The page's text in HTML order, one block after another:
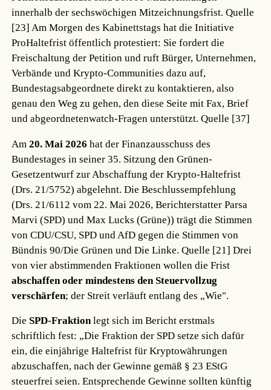
innerhalb der sechswöchigen Mitzeichnungsfrist.Quelle
[23] Am Morgen des Kabinettstags hat die Initiative
ProHaltefrist öffentlich protestiert: Sie fordert die
Freischaltung der Petition und ruft Bürger, Unternehmen,
Verbände und Krypto-Communities dazu auf,
Bundestagsabgeordnete direkt zu kontaktieren, also
genau den Weg zu gehen, den diese Seite mit Fax, Brief
und abgeordnetenwatch-Fragen unterstützt.Quelle [37]
Am20. Mai 2026 hat der Finanzausschuss des
Bundestages in seiner 35. Sitzung den Grünen-
Gesetzentwurf zur Abschaffung der Krypto-Haltefrist
(Drs. 21/5752) abgelehnt. Die Beschlussempfehlung
(Drs. 21/6112 vom 22. Mai 2026, Berichterstatter Parsa
Marvi (SPD) und Max Lucks (Grüne)) trägt die Stimmen
von CDU/CSU, SPD und AfD gegen die Stimmen von
Bündnis 90/Die Grünen und Die Linke.Quelle [21] Drei
von vier abstimmenden Fraktionen wollen die Frist
abschaffen oder mindestens den Steuervollzug
verschärfen; der Streit verläuft entlang des „Wie".
DieSPD-Fraktionlegt sich im Bericht erstmals
schriftlich fest: „Die Fraktion der SPD setze sich dafür
ein, die einjährige Haltefrist für Kryptowährungen
abzuschaffen, nach der Gewinne gemäß § 23 EStG
steuerfrei seien. Entsprechende Gewinne sollten künftig